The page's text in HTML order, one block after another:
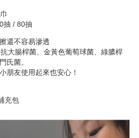
抽 / 80抽
還不容易滲透
大腸桿菌、金黃色葡萄球菌、綠膿桿
氏菌。
朋友使用起來也安心！
充包